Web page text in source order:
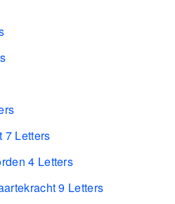
7 Letters
4 Letters
9 Letters